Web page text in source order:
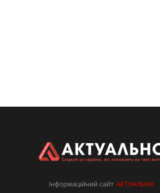
Інформаційний сайтАКТУАЛЬНО